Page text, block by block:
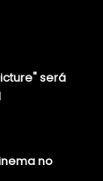
será
no